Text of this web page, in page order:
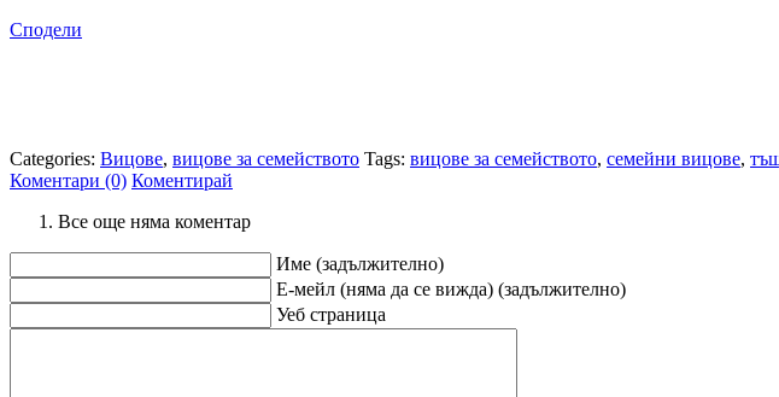
Сподели
Categories: Вицове, вицове за семейството Tags: вицове за семейството, семейни вицове,
Коментари (0) Коментирай
Все още няма коментар
Име (задължително)
Е-мейл (няма да се вижда) (задължително)
Уеб страница